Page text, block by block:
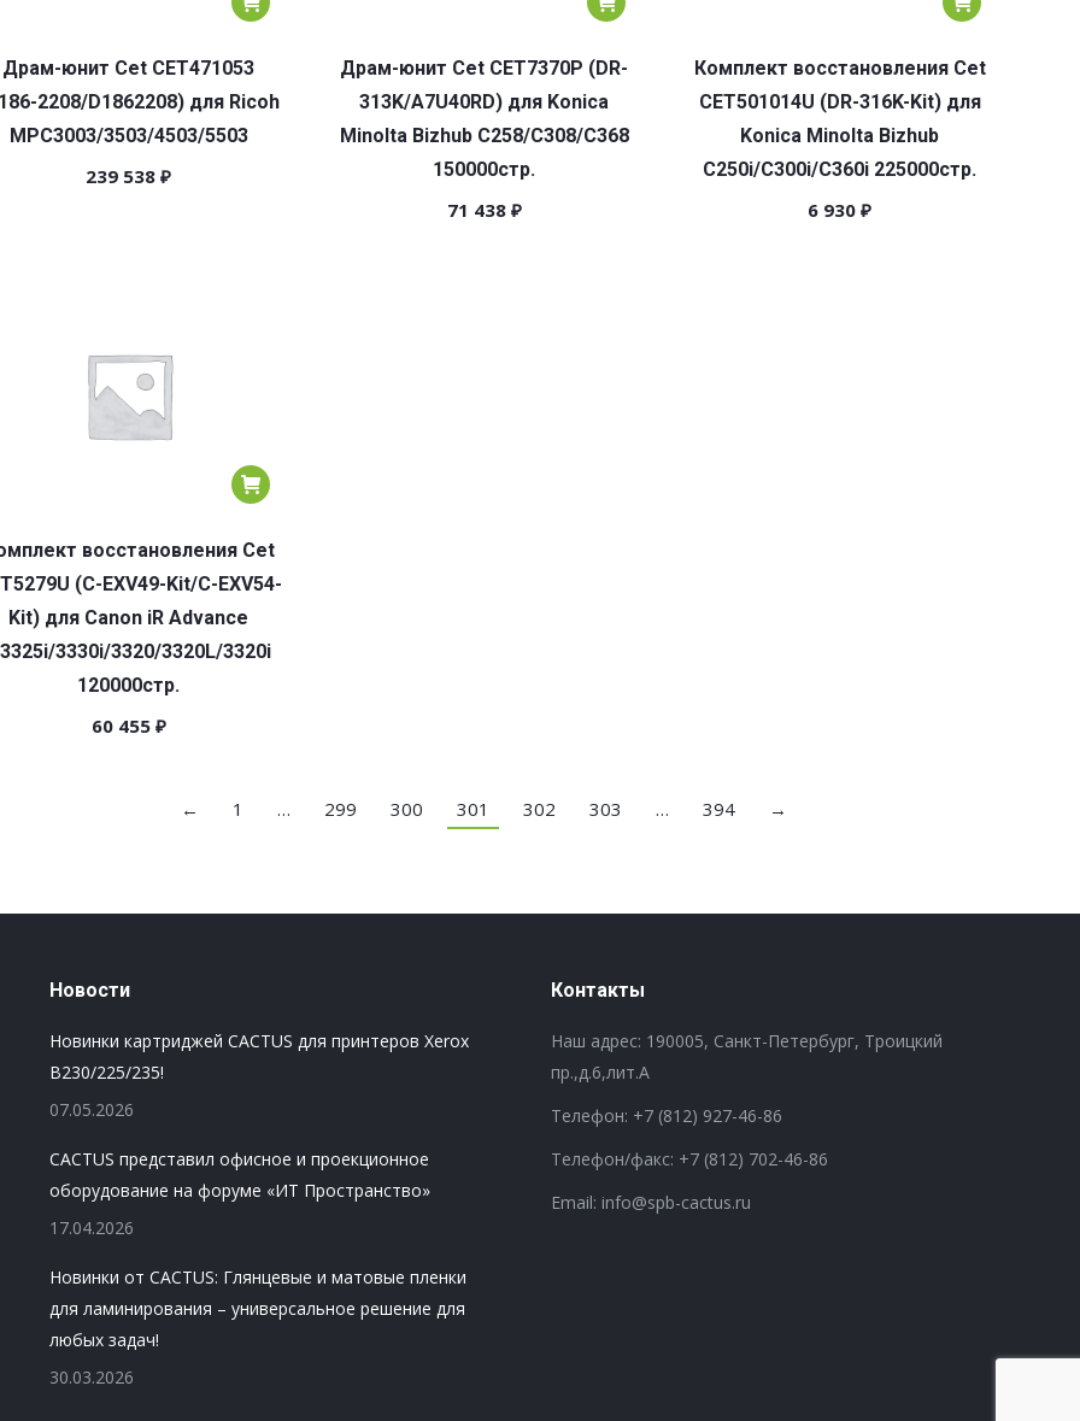
Драм-юнит Cet CET471053
2208/D1862208) для Ricoh
MPC3003/3503/4503/5503
239 538 ₽
Драм-юнит Cet CET7370P (DR-
313K/A7U40RD) для Konica
Minolta Bizhub C258/C308/C368
150000стр.
71 438 ₽
Комплект восстановления Cet
CET501014U (DR-316K-Kit) для
Konica Minolta Bizhub
C250i/C300i/C360i 225000стр.
6 930 ₽
восстановления Cet
(C-EXV49-Kit/C-EXV54-
Kit) для Canon iR Advance
3330i/3320/3320L/3320i
120000стр.
60 455 ₽
← 1 … 299 300 301 302 303 … 394 →
Новости
Новинки картриджей CACTUS для принтеров Xerox
B230/225/235!
07.05.2026
CACTUS представил офисное и проекционное
оборудование на форуме «ИТ Пространство»
17.04.2026
Новинки от CACTUS: Глянцевые и матовые пленки
для ламинирования – универсальное решение для
любых задач!
30.03.2026
Контакты
Наш адрес: 190005, Санкт-Петербург, Троицкий
пр.,д.6,лит.А
Телефон: +7 (812) 927-46-86
Телефон/факс: +7 (812) 702-46-86
Email: info@spb-cactus.ru